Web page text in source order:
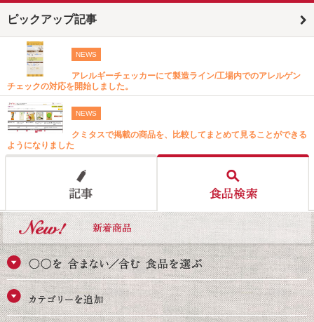
ピックアップ記事
NEWS
アレルギーチェッカーにて製造ライン/工場内でのアレルゲン
チェックの対応を開始しました。
NEWS
クミタスで掲載の商品を、比較してまとめて見ることができる
ようになりました